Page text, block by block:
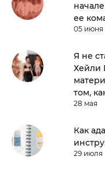
ее
05 июня
Я не
Хейли
том,
28 мая
Как
29 июля